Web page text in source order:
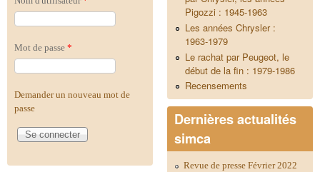
Mot de passe *
Demander un nouveau mot de
passe
Pigozzi : 1945-1963
Les années Chrysler :
1963-1979
Le rachat par Peugeot, le
début de la fin : 1979-1986
Recensements
Dernières actualités
simca
Revue de presse Février 2022